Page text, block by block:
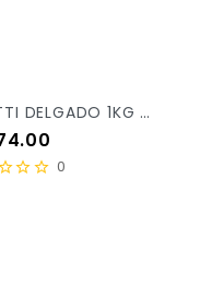
SILICON CONFETTI DELGADO 1KG X/10
0